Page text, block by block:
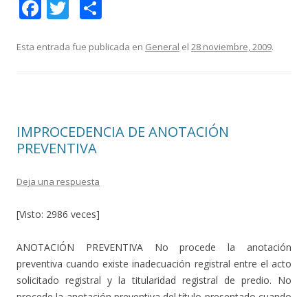
F
e
k
T
itt m
r
Esta entrada fue publicada en General el 28 noviembre, 2009.
IMPROCEDENCIA DE ANOTACIÓN
PREVENTIVA
Deja una respuesta
[Visto: 2986 veces]
ANOTACIÓN PREVENTIVA No procede la anotación
preventiva cuando existe inadecuación registral entre el acto
solicitado registral y la titularidad registral de predio. No